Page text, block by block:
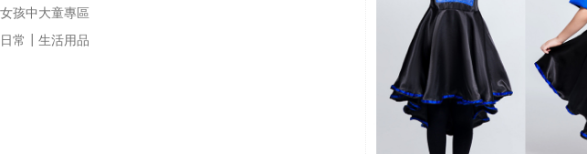
女孩中大童專區
日常┃生活用品